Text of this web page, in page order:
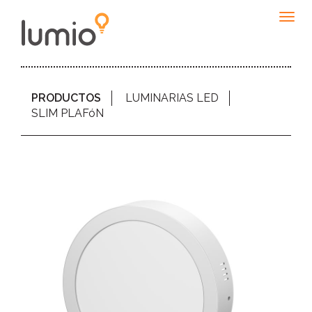
PRODUCTOS
LUMINARIAS LED
SLIM PLAFóN